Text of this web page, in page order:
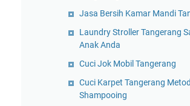
Jasa Bersih Kamar Mandi
Laundry Stroller Tangerang
Anak Anda
Cuci Jok Mobil Tangerang
Cuci Karpet Tangerang
Shampooing